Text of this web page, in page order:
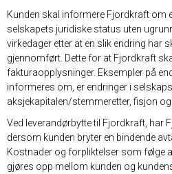
Kunden skal informere Fjordkraft om
selskapets juridiske status uten
virkedager etter at en slik endring har
gjennomført. Dette for at Fjordkraft
fakturaopplysninger. Eksempler på
informeres om, er endringer i
aksjekapitalen/stemmeretter, fisjon
Ved leverandørbytte til Fjordkraft, har
dersom kunden bryter en bindende
Kostnader og forpliktelser som følge
gjøres opp mellom kunden og